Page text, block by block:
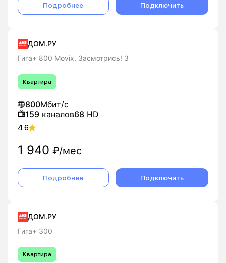
Подробнее Подключить
ДОМ.РУ
Гига+ 800 Movix. Засмотрись! 3
Квартира
800Мбит/с
159 каналов68 HD
4.6
1 940 ₽/мес
Подробнее Подключить
ДОМ.РУ
Гига+ 300
Квартира